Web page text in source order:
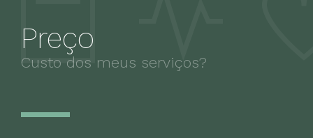
Preço
Custo dos meus serviços?